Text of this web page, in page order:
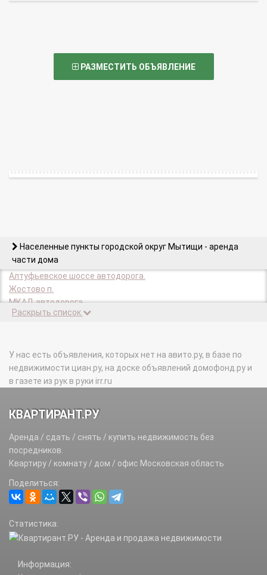
РАЗМЕСТИТЬ ОБЪЯВЛЕНИЕ
Населенные пункты городской округ Мытищи - аренда
части дома
Алтуфьевское шоссе автодорога.
Жостово п.
МКАД автодорога.
Пирогово п.
Раскрыть список
У нас есть объявления, которых нет на авито.ру, в базе по
недвижимости циан.ру, на доске объявлений домофонд.ру и
в газете из рук в руки irr.ru
КВАРТИРАНТ.РУ
Аренда / сдать / снять / купить недвижимость без
посредников.
Квартиру / комнату / дом / офис Московская область
Поделиться:
Статистика:
Информация: